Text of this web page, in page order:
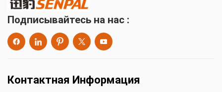
Подписывайтесь на нас :
Контактная Информация